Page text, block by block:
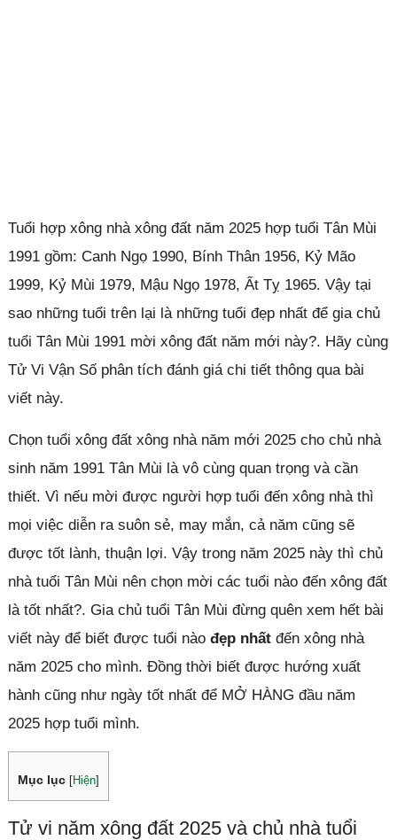
Tuổi hợp xông nhà xông đất năm 2025 hợp tuổi Tân Mùi
1991 gồm: Canh Ngọ 1990, Bính Thân 1956, Kỷ Mão
1999, Kỷ Mùi 1979, Mậu Ngọ 1978, Ất Tỵ 1965. Vậy tại
sao những tuổi trên lại là những tuổi đẹp nhất để gia chủ
tuổi Tân Mùi 1991 mời xông đất năm mới này?. Hãy cùng
Tử Vi Vận Số phân tích đánh giá chi tiết thông qua bài
viết này.
Chọn tuổi xông đất xông nhà năm mới 2025 cho chủ nhà
sinh năm 1991 Tân Mùi là vô cùng quan trọng và cần
thiết. Vì nếu mời được người hợp tuổi đến xông nhà thì
mọi việc diễn ra suôn sẻ, may mắn, cả năm cũng sẽ
được tốt lành, thuận lợi. Vậy trong năm 2025 này thì chủ
nhà tuổi Tân Mùi nên chọn mời các tuổi nào đến xông đất
là tốt nhất?. Gia chủ tuổi Tân Mùi đừng quên xem hết bài
viết này để biết được tuổi nào đẹp nhấtđến xông nhà
năm 2025 cho mình. Đồng thời biết được hướng xuất
hành cũng như ngày tốt nhất để MỞ HÀNG đầu năm
2025 hợp tuổi mình.
Mục lục Hiện]
Tử vi năm xông đất 2025 và chủ nhà tuổi